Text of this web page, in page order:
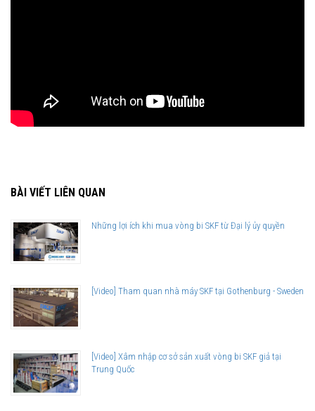
BÀI VIẾT LIÊN QUAN
Những lợi ích khi mua vòng bi SKF từ Đại lý ủy quyền
[Video] Tham quan nhà máy SKF tại Gothenburg - Sweden
[Video] Xâm nhập cơ sở sản xuất vòng bi SKF giả tại
Trung Quốc